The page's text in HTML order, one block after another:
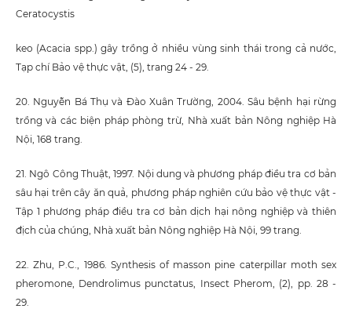
Ceratocystis
keo (Acacia spp.) gây trồng ở nhiều vùng sinh thái trong cả nước,
Tạp chí Bảo vệ thực vật, (5), trang 24 - 29.
20. Nguyễn Bá Thụ và Đào Xuân Trường, 2004. Sâu bệnh hại rừng
trồng và các biện pháp phòng trừ, Nhà xuất bản Nông nghiệp Hà
Nội, 168 trang.
21. Ngô Công Thuật, 1997. Nội dung và phương pháp điều tra cơ bản
sâu hại trên cây ăn quả, phương pháp nghiên cứu bảo vệ thực vật -
Tập 1 phương pháp điều tra cơ bản dịch hại nông nghiệp và thiên
địch của chúng, Nhà xuất bản Nông nghiệp Hà Nội, 99 trang.
22. Zhu, P.C., 1986. Synthesis of masson pine caterpillar moth sex
pheromone, Dendrolimus punctatus, Insect Pherom, (2), pp. 28 -
29.